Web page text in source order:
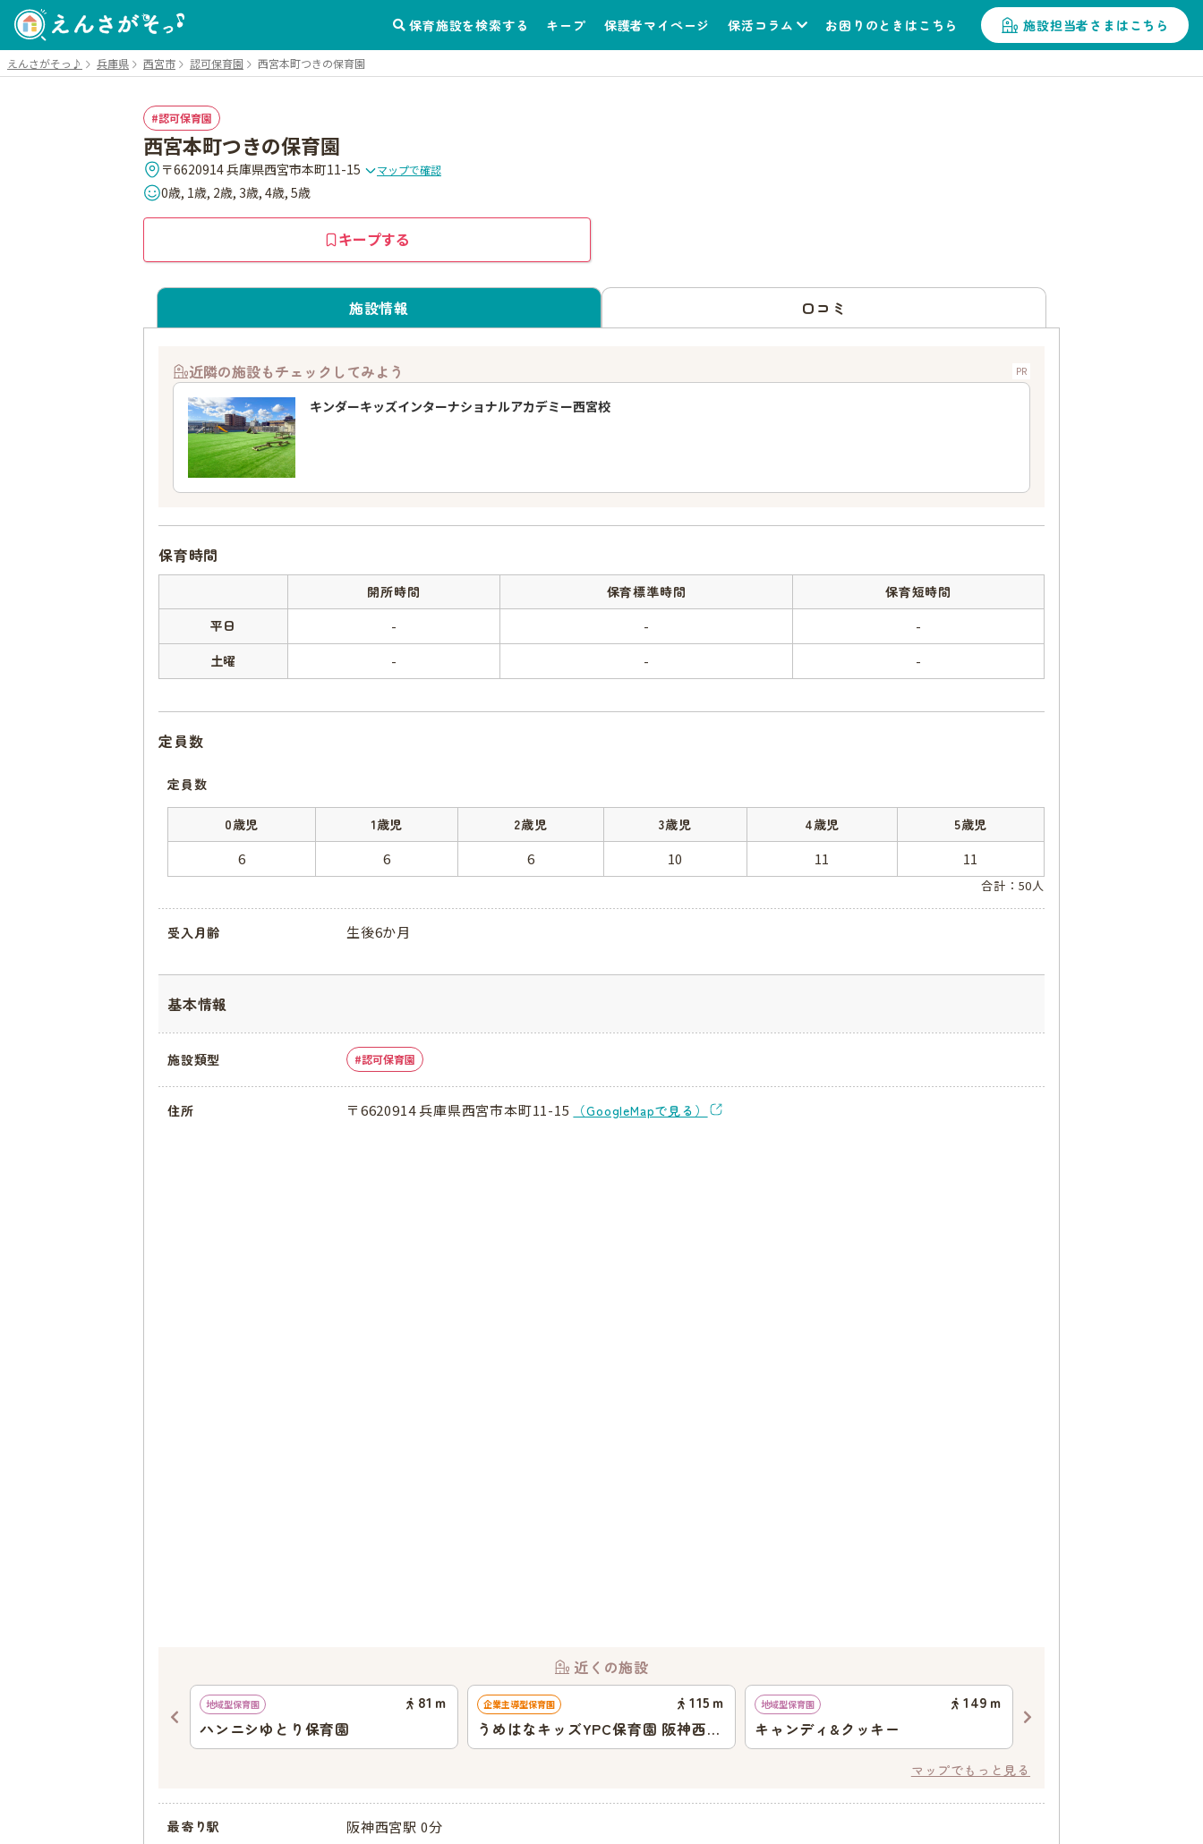
保育施設を検索する キープ 保護者マイページ 保活コラム お困りのときはこちら 施設担当者さまはこちら
えんさがそっ♪ 兵庫県 西宮市 認可保育園 西宮本町つきの保育園
認可保育園
西宮本町つきの保育園
〒6620914 兵庫県西宮市本町11-15 マップで確認
0歳, 1歳, 2歳, 3歳, 4歳, 5歳
キープする
施設情報 口コミ
近隣の施設もチェックしてみよう PR
キンダーキッズインターナショナルアカデミー西宮校
保育時間
開所時間 保育標準時間
保育短時間
平日
- - -
土曜 - - -
定員数
定員数
0歳児 1歳児 2歳児 3歳児 4歳児 5歳児
6 6 6 10 11 11
合計：50人
受入月齢 生後6か月
基本情報
施設類型 認可保育園
住所 〒6620914 兵庫県西宮市本町11-15 （GoogleMapで見る）
近くの施設
地域型保育園 81 ｍ
ハンニシゆとり保育園
企業主導型保育園 115 ｍ
うめはなキッズYPC保育園 阪神西宮
駅前
地域型保育園 149 ｍ
キャンディ&クッキー
マップでもっと見る
最寄り駅 阪神西宮駅 0分